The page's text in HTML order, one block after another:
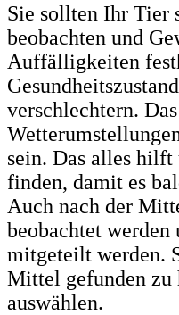
Sie sollten Ihr Tier
beobachten und
Auffälligkeiten
verschlechtern.
sein. Das alles
finden, damit es
Auch nach der
beobachtet
mitgeteilt werden.
Mittel gefunden zu
auswählen.